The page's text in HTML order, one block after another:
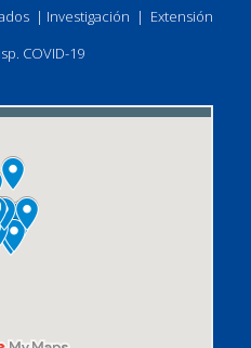
| Investigación | Extensión
COVID-19